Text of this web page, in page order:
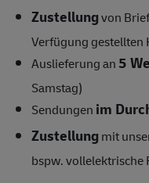
Zustellungvon
Verfügung gestellten
Auslieferung an5
Samstag)
Sendungen im
Zustellungmit
bspw.vollelektrische